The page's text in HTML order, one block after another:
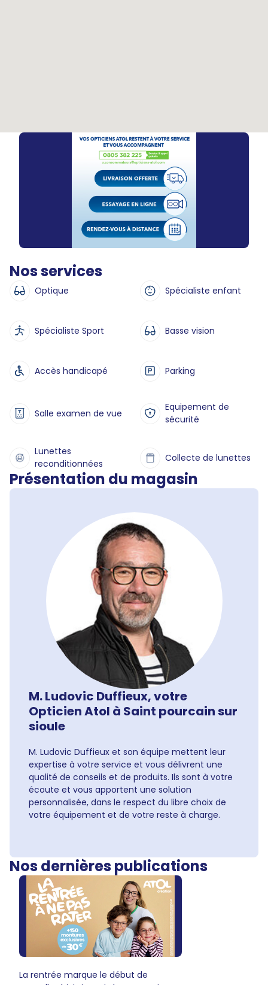
Nos services
Optique Spécialiste enfant
Spécialiste Sport Basse vision
Accès handicapé Parking
Salle examen de vue
Equipement de
sécurité
Lunettes
reconditionnées
Collecte de lunettes
Présentation du magasin
M. Ludovic Duffieux, votre
Opticien Atol à Saint pourcain sur
sioule
M. Ludovic Duffieux et son équipe mettent leur
expertise à votre service et vous délivrent une
qualité de conseils et de produits. Ils sont à votre
écoute et vous apportent une solution
personnalisée, dans le respect du libre choix de
votre équipement et de votre reste à charge.
Nos dernières publications
La rentrée marque le début de